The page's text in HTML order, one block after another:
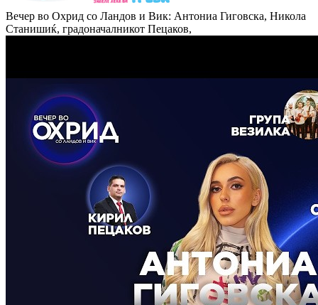
Вечер во Охрид со Ландов и Вик: Антониа Гиговска, Никола
Станишиќ, градоначалникот Пецаков,